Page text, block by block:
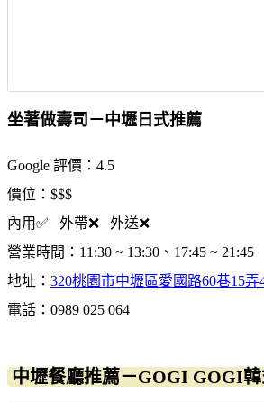
坐著做壽司－中壢日式推薦
Google 評價：4.5
價位：$$$
內用✅ 外帶❌ 外送❌
營業時間：11:30 ~ 13:30、17:45 ~ 21:45
地址： 320桃園市中壢區愛國路60巷15弄
電話：0989 025 064
中壢餐廳推薦－GOGI GOGI